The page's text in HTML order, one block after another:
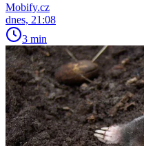
Mobify.cz
dnes, 21:08
3 min